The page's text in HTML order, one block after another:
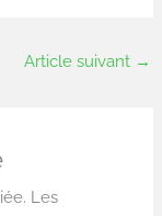
Article suivant →
Les